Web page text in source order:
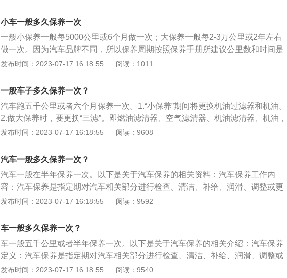
保养。保养期限也要看换的是什么机油。一般的矿物机油可以每5000公里就换一
次，合成机油就可以延长至7500公里，全合成机油可以10000公里左右更换。从
时间上讲，半年都行驶不到5000公里的车，半年过了也应该考虑更换机油。
小车一般多久保养一次
一般小保养一般每5000公里或6个月做一次；大保养一般每2-3万公里或2年左右
做一次。因为汽车品牌不同，所以保养周期按照保养手册所建议公里数和时间是
最好的。保养周期的制定是根据汽车正常行驶情况制定的，对于使用条件比较恶
更换机油、机滤，还有就是清理空滤。汽车保养是指定期对汽车相关部分进行检
查、清洁、补给、润滑、调整或更换某些零件的预防性工作，又称汽车维护。汽
车保养的注意事项1、定期清理车身污渍。车身的漆面，长期受到污渍的浸渍的
话，久而久之，车辆的漆面就会花，而且漆面的光泽度也会降低，所以为了保护
好车辆的漆面，就一定要做好车身的污渍清理工作，保持车身的清洁度。2、定
车辆的机油，因为机油使用时间久了，也就越来越浑浊了，将损害车子的发动
机。所以保养的时候必须要注意机油的保养。3、定期检查车辆水箱。车辆的水
箱假如没有水了，就容易烧掉车子的发动机，所以平常在保养汽车时还要注意水
有可能会把发动机烧掉。4、定期更换刹车片。车子的刹车片用久了，就会被磨
候还要注意定期更换车子的刹车片。5、定期清洗车辆。清洗车辆主要是为了吸
掉车身的污渍，洗掉轮胎上的异物，保持车内的干净整洁，清洗车辆可以让车辆
看起来更新，而且也不至于遭受污物的损坏。6、定期保养轮胎。要定期查看轮
胎的状况，看看有没有鼓包、裂缝等情形。
发布时间：2023-07-17 16:18:55 阅读：1011
一般车子多久保养一次？
汽车跑五千公里或者六个月保养一次。1.“小保养”期间将更换机油过滤器和机油。
2.做大保养时，要更换“三滤”。即燃油滤清器、空气滤清器、机油滤清器、机油，
根据车况，维修人员还会建议更换火花塞(大概行驶3万公里以上)、制动液(大概行
某些部件的有关部件，也称为汽车保养。延伸：汽车脏了就要清洗，清洁时要注
意，千万不要一洗完车就停在车库里，清洗时残留在车内的水分挥发不掉，会对
汽车造成损坏。除洗车外，还可清洗汽车内部，如汽车坐垫、汽车方向盘套、汽
车脚垫等易污物，防止细菌滋生，影响车内空气。空调机过滤器也应定期清洗或
更换，否则堵塞的过滤器会使进入蒸发箱的空气减少，空调虽然开大了，却还是
发布时间：2023-07-17 16:18:55 阅读：9608
汽车一般多久保养一次？
汽车一般在半年保养一次。以下是关于汽车保养的相关资料：汽车保养工作内
容：汽车保养是指定期对汽车相关部分进行检查、清洁、补给、润滑、调整或更
换某些零件的预防性工作，又称汽车维护。由于维护作业方式不同，维护工艺流
围：现代的汽车保养主要包含了对发动机系统、变速箱系统、空调系统、冷却系
统、燃油系统、动力转向系统等的保养范围。汽车保养的目的：汽车保养的目的
是保持车容整洁，技术状况正常，消除隐患，预防故障发生，减缓劣化过程，延
长使用周期。
发布时间：2023-07-17 16:18:55 阅读：9592
车一般多久保养一次？
车一般五千公里或者半年保养一次。以下是关于汽车保养的相关介绍：汽车保养
定义：汽车保养是指定期对汽车相关部分进行检查、清洁、补给、润滑、调整或
更换某些零件的预防性工作，又称汽车维护。汽车保养范围：现代的汽车保养主
发布时间：2023-07-17 16:18:55 阅读：9540